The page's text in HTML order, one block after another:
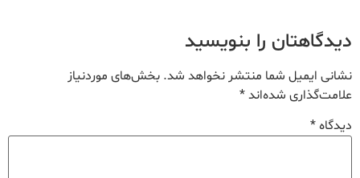
دیدگاهتان را بنویسید
نشانی ایمیل شما منتشر نخواهد شد. بخش‌های موردنیاز
علامت‌گذاری شده‌اند*
دیدگاه*